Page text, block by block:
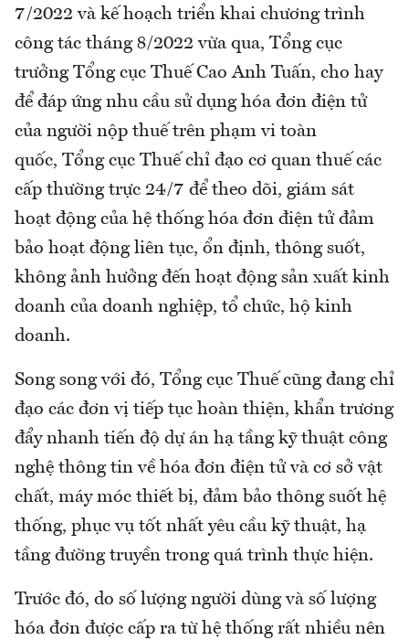
7/2022 và kế hoạch triển khai chương trình
công tác tháng 8/2022 vừa qua, Tổng cục
trưởng Tổng cục Thuế Cao Anh Tuấn, cho hay
để đáp ứng nhu cầu sử dụng hóa đơn điện tử
của người nộp thuế trên phạm vi toàn
quốc, Tổng cục Thuế chỉ đạo cơ quan thuế các
cấp thường trực 24/7 để theo dõi, giám sát
hoạt động của hệ thống hóa đơn điện tử đảm
bảo hoạt động liên tục, ổn định, thông suốt,
không ảnh hưởng đến hoạt động sản xuất kinh
doanh của doanh nghiệp, tổ chức, hộ kinh
doanh.
Song song với đó, Tổng cục Thuế cũng đang chỉ
đạo các đơn vị tiếp tục hoàn thiện, khẩn trương
đẩy nhanh tiến độ dự án hạ tầng kỹ thuật công
nghệ thông tin về hóa đơn điện tử và cơ sở vật
chất, máy móc thiết bị, đảm bảo thông suốt hệ
thống, phục vụ tốt nhất yêu cầu kỹ thuật, hạ
tầng đường truyền trong quá trình thực hiện.
Trước đó, do số lượng người dùng và số lượng
hóa đơn được cấp ra từ hệ thống rất nhiều nên